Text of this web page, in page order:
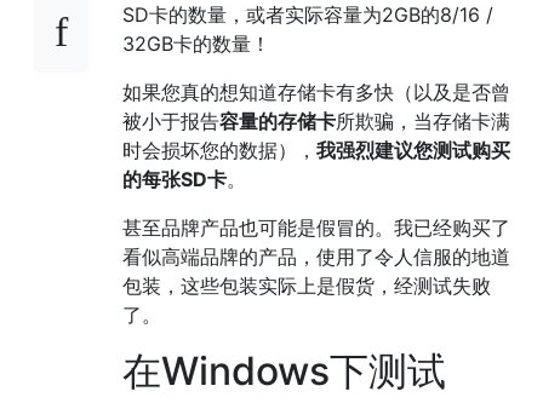
SD卡的数量，或者实际容量为2GB的8/16 /
32GB卡的数量！
如果您真的想知道存储卡有多快（以及是否曾
被小于报告容量的存储卡所欺骗，当存储卡满
时会损坏您的数据）， 我强烈建议您测试购买
的每张SD卡。
甚至品牌产品也可能是假冒的。我已经购买了
看似高端品牌的产品，使用了令人信服的地道
包装，这些包装实际上是假货，经测试失败
了。
在Windows下测试